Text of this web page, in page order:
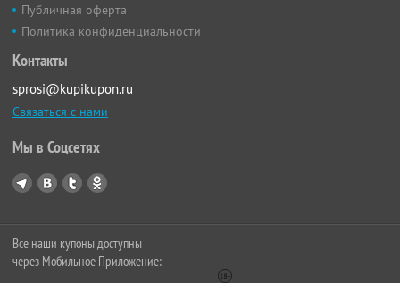
Публичная оферта
Политика конфиденциальности
Контакты
sprosi@kupikupon.ru
Связаться с нами
Мы в Соцсетях
Все наши купоны доступны
через Мобильное Приложение: